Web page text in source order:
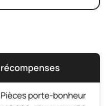
récompenses
Pièces porte-bonheur